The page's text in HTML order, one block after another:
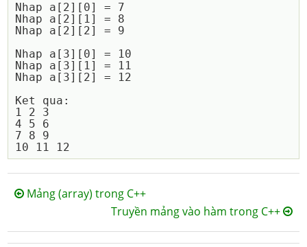
Nhap a[2][0] = 7
Nhap a[2][1] = 8
Nhap a[2][2] = 9
Nhap a[3][0] = 10
Nhap a[3][1] = 11
Nhap a[3][2] = 12
Ket qua:
1 2 3
4 5 6
7 8 9
Mảng (array) trong C++
Truyền mảng vào hàm trong C++